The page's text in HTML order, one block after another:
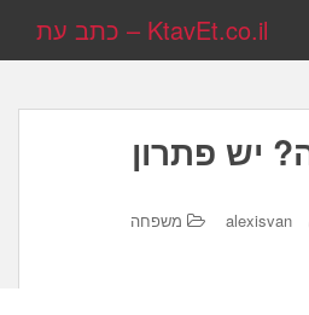
KtavEt.co.il – כתב עת
יש פתרון
alexisvan משפחה